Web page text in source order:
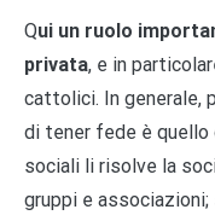
Qui un ruolo
privata, e in
cattolici. In generale,
di tener fede è
sociali li risolve la
gruppi e